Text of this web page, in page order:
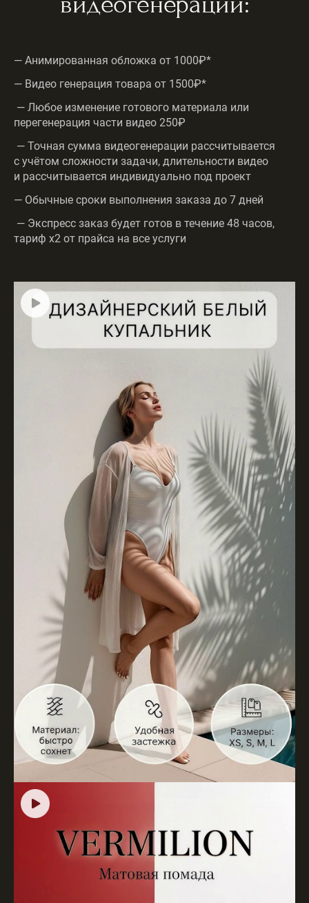
— Анимированная обложка от 1000₽*
— Видео генерация товара от 1500₽*
— Любое изменение готового материала или
перегенерация части видео 250₽
— Точная сумма видеогенерации рассчитывается
с учётом сложности задачи, длительности видео
и рассчитывается индивидуально под проект
— Обычные сроки выполнения заказа до 7 дней
— Экспресс заказ будет готов в течение 48 часов,
тариф х2 от прайса на все услуги